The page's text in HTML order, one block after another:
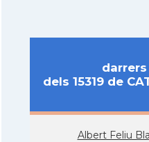
darrers
dels 15319 de
Albert Feliu